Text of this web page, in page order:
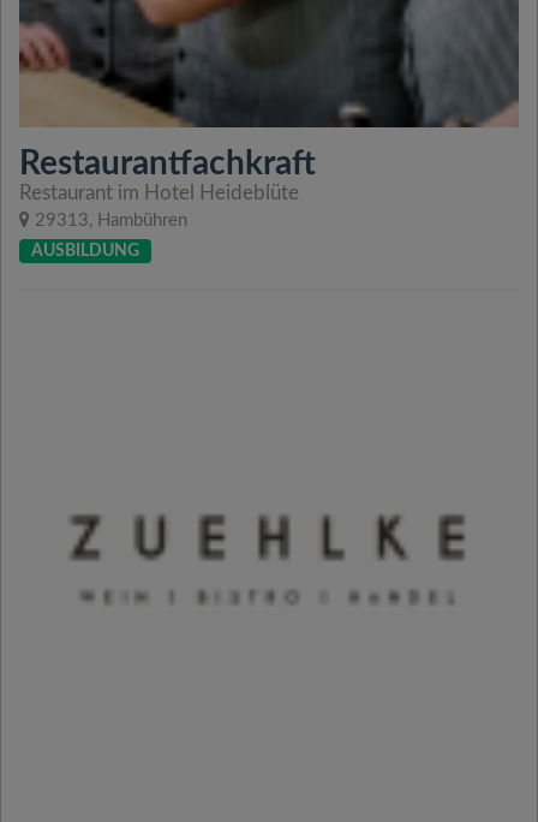
Restaurantfachkraft
Restaurant im Hotel Heideblüte
29313, Hambühren
AUSBILDUNG